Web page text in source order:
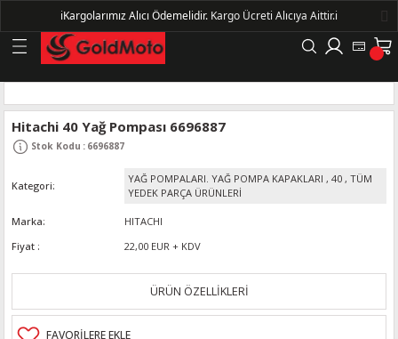
Geri Dön
KASNAKLI ALTERNATÖRLER - 1500
Hitachi 40 Yağ Pompası 6696887
Stok Kodu : 6696887
Kategori
YAĞ POMPALARI. YAĞ POMPA KAPAKLARI , 40 , TÜM
YEDEK PARÇA ÜRÜNLERİ
Marka
HITACHI
Fiyat
22,00 EUR + KDV
ÜRÜN ÖZELLİKLERİ
ℹ️Kargolarımız Alıcı Ödemelidir. Kargo Ücreti Alıcıya Aittir.ℹ️